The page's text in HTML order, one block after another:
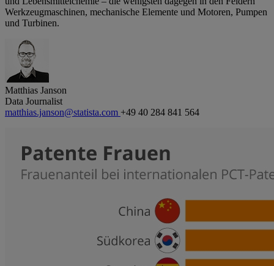
Werkzeugmaschinen, mechanische Elemente und Motoren, Pumpen
und Turbinen.
Matthias Janson
Data Journalist
matthias.janson@statista.com +49 40 284 841 564